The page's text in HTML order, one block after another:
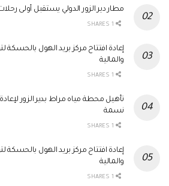
مطار دير الزور الدولي يستقبل أولى
إعادة افتتاح مركز بريد الهول بالحسكة
والمالية
نسمة
إعادة افتتاح مركز بريد الهول بالحسكة
والمالية